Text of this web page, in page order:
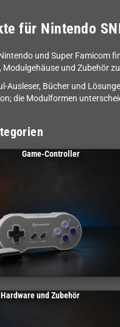
für Nintendo
und Super Famicom
Modulgehäuse und Zubehör
Ausleser, Bücher und
die Modulformen
Game-Controller
und Zubehör